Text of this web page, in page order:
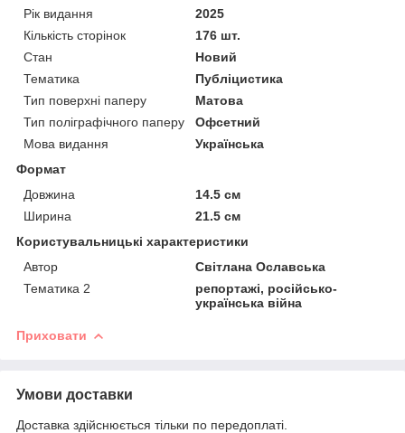
Рік видання
2025
Кількість сторінок
176 шт.
Стан
Новий
Тематика
Публіцистика
Тип поверхні паперу
Матова
Тип поліграфічного паперу
Офсетний
Мова видання
Українська
Формат
Довжина
14.5 см
Ширина
21.5 см
Користувальницькі характеристики
Автор
Світлана Ославська
Тематика 2
репортажі, російсько-
українська війна
Приховати
Умови доставки
Доставка здійснюється тільки по передоплаті.